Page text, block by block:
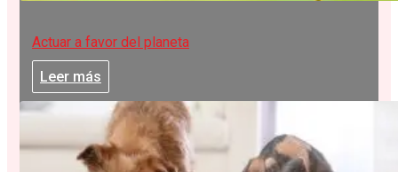
Actuar a favor del planeta
Leer más